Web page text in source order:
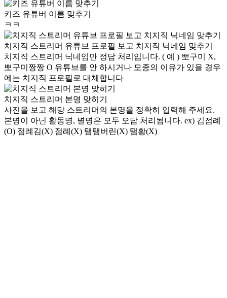
키즈 유튜버 이름 맞추기
ㅋㅋ
치지직 스트리머 유튜브 프로필 보고 치지직 닉네임 맞추기
치지직 스트리머 닉네임만 정답 처리입니다. ( 예 ) 뽀구미 X,
뽀구미짱짱 O 유튜브를 안 하시거나 모종의 이유가 있을 경우
에는 치지직 프로필로 대체합니다
치지직 스트리머 본명 맞히기
사진을 보고 해당 스트리머의 본명을 정확히 입력해 주세요.
본명이 아닌 활동명, 별명은 모두 오답 처리됩니다. ex) 김점례
(O) 점례김(X) 점례(X) 탬탬버린(X) 탬황(X)